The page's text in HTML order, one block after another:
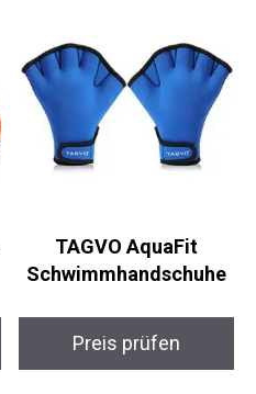
TAGVO AquaFit
Schwimmhandschuhe
Preis prüfen